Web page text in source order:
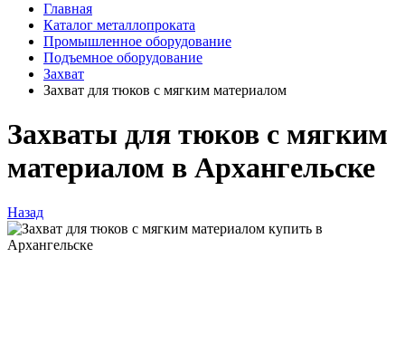
Главная
Каталог металлопроката
Промышленное оборудование
Подъемное оборудование
Захват
Захват для тюков с мягким материалом
Захваты для тюков с мягким
материалом в Архангельске
Назад